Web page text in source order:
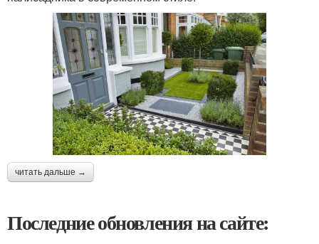
читать дальше →
Последние обновления на сайте: